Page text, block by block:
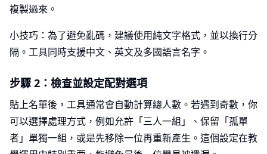
複製過來。
小技巧：為了避免亂碼，建議使用純文字格式，並以換行分
隔。工具同時支援中文、英文及多國語言名字。
步驟 2：檢查並設定配對選項
貼上名單後，工具通常會自動計算總人數。若遇到奇數，你
可以選擇處理方式，例如允許「三人一組」、保留「孤單
者」單獨一組，或是先移除一位再重新產生。這個設定在教